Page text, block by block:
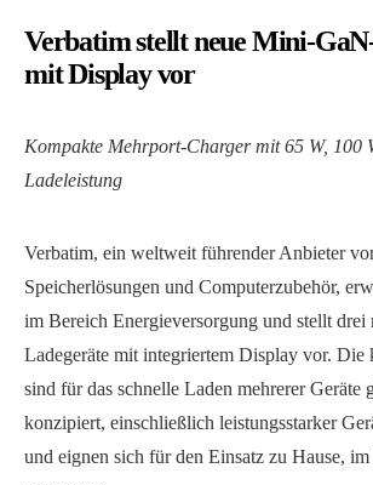
Verbatim stellt neue Mini-
mit Display vor
Kompakte Mehrport-Charger mit 65 W, 100
Ladeleistung
Verbatim, ein weltweit führender Anbieter
Speicherlösungen und Computerzubehör,
im Bereich Energieversorgung und stellt
Ladegeräte mit integriertem Display vor. Die
sind für das schnelle Laden mehrerer Geräte
konzipiert, einschließlich leistungsstarker
und eignen sich für den Einsatz zu Hause,